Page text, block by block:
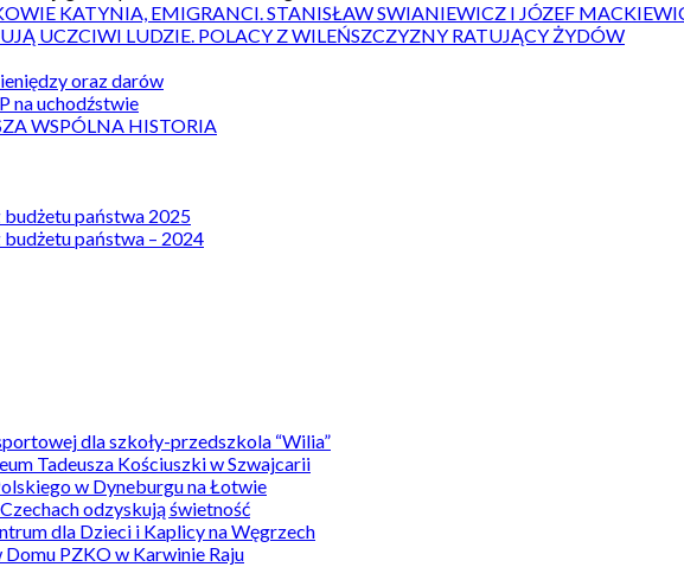
KATYNIA, EMIGRANCI. STANISŁAW SWIANIEWICZ I JÓZEF
UCZCIWI LUDZIE. POLACY Z WILEŃSZCZYZNY RATUJĄCY ŻYDÓW
oraz darów
na uchodźstwie
WSPÓLNA HISTORIA
budżetu państwa 2025
państwa – 2024
dla szkoły-przedszkola “Wilia”
Tadeusza Kościuszki w Szwajcarii
w Dyneburgu na Łotwie
odzyskują świetność
dla Dzieci i Kaplicy na Węgrzech
PZKO w Karwinie Raju